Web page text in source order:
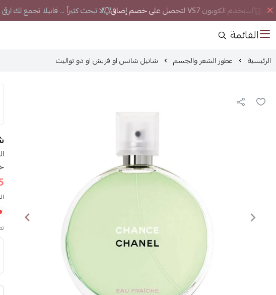
استخدم الكوبون VS7 لتحصل على خصم إضافي لا تبحث كثيراً ... فانيلا تجمع لك
القائمة
الرئيسية عطور الشعر والجسم شانيل شانس او ​​فريش او دو تواليت